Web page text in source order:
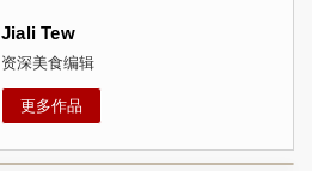
Jiali Tew
资深美食编辑
更多作品